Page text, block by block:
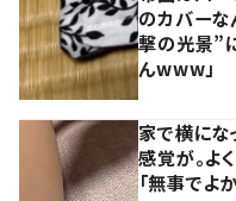
のカバーな
撃の光景”
んwww」
家で横にな
感覚が。よ
「無事でよ